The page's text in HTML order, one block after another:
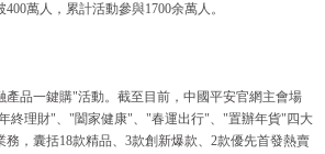
萬人，累計活動參與1700余萬人。
品一鍵購"活動。截至目前，中國平安官網主會場
終理財"、"闔家健康"、"春運出行"、"置辦年貨"四大
，囊括18款精品、3款創新爆款、2款優先首發熱賣